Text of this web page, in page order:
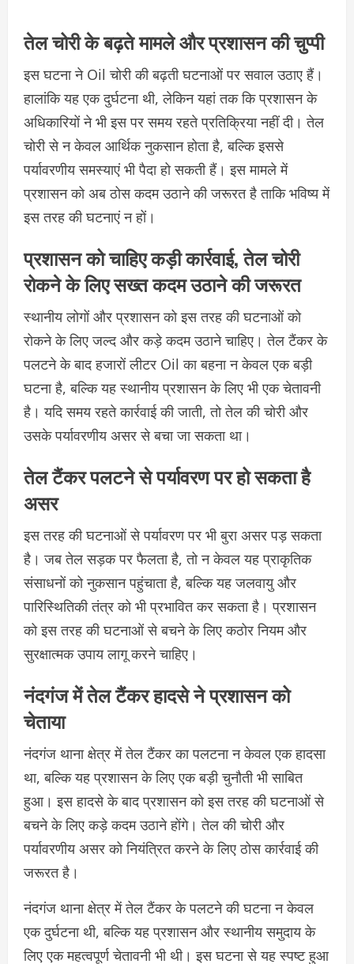
तेल चोरी के बढ़ते मामले और प्रशासन की चुप्पी
इस घटना ने Oil चोरी की बढ़ती घटनाओं पर सवाल उठाए हैं।
हालांकि यह एक दुर्घटना थी, लेकिन यहां तक कि प्रशासन के
अधिकारियों ने भी इस पर समय रहते प्रतिक्रिया नहीं दी। तेल
चोरी से न केवल आर्थिक नुकसान होता है, बल्कि इससे
पर्यावरणीय समस्याएं भी पैदा हो सकती हैं। इस मामले में
प्रशासन को अब ठोस कदम उठाने की जरूरत है ताकि भविष्य में
इस तरह की घटनाएं न हों।
प्रशासन को चाहिए कड़ी कार्रवाई, तेल चोरी
रोकने के लिए सख्त कदम उठाने की जरूरत
स्थानीय लोगों और प्रशासन को इस तरह की घटनाओं को
रोकने के लिए जल्द और कड़े कदम उठाने चाहिए। तेल टैंकर के
पलटने के बाद हजारों लीटर Oil का बहना न केवल एक बड़ी
घटना है, बल्कि यह स्थानीय प्रशासन के लिए भी एक चेतावनी
है। यदि समय रहते कार्रवाई की जाती, तो तेल की चोरी और
उसके पर्यावरणीय असर से बचा जा सकता था।
तेल टैंकर पलटने से पर्यावरण पर हो सकता है
असर
इस तरह की घटनाओं से पर्यावरण पर भी बुरा असर पड़ सकता
है। जब तेल सड़क पर फैलता है, तो न केवल यह प्राकृतिक
संसाधनों को नुकसान पहुंचाता है, बल्कि यह जलवायु और
पारिस्थितिकी तंत्र को भी प्रभावित कर सकता है। प्रशासन
को इस तरह की घटनाओं से बचने के लिए कठोर नियम और
सुरक्षात्मक उपाय लागू करने चाहिए।
नंदगंज में तेल टैंकर हादसे ने प्रशासन को
चेताया
नंदगंज थाना क्षेत्र में तेल टैंकर का पलटना न केवल एक हादसा
था, बल्कि यह प्रशासन के लिए एक बड़ी चुनौती भी साबित
हुआ। इस हादसे के बाद प्रशासन को इस तरह की घटनाओं से
बचने के लिए कड़े कदम उठाने होंगे। तेल की चोरी और
पर्यावरणीय असर को नियंत्रित करने के लिए ठोस कार्रवाई की
जरूरत है।
नंदगंज थाना क्षेत्र में तेल टैंकर के पलटने की घटना न केवल
एक दुर्घटना थी, बल्कि यह प्रशासन और स्थानीय समुदाय के
लिए एक महत्वपूर्ण चेतावनी भी थी। इस घटना से यह स्पष्ट हुआ